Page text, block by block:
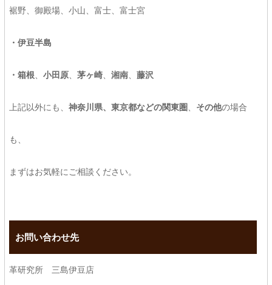
裾野、御殿場、小山、富士、富士宮
・伊豆半島
・箱根 小田原、 茅ヶ崎、 湘南、 藤沢
上記以外にも、 神奈川県、東京都などの関東圏 その他の場合
も、
まずはお気軽にご相談ください。
お問い合わせ先
革研究所 三島伊豆店